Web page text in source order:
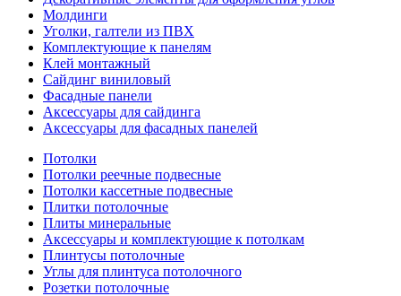
Молдинги
Уголки, галтели из ПВХ
Комплектующие к панелям
Клей монтажный
Сайдинг виниловый
Фасадные панели
Аксессуары для сайдинга
Аксессуары для фасадных панелей
Потолки
Потолки реечные подвесные
Потолки кассетные подвесные
Плитки потолочные
Плиты минеральные
Аксессуары и комплектующие к потолкам
Плинтусы потолочные
Углы для плинтуса потолочного
Розетки потолочные